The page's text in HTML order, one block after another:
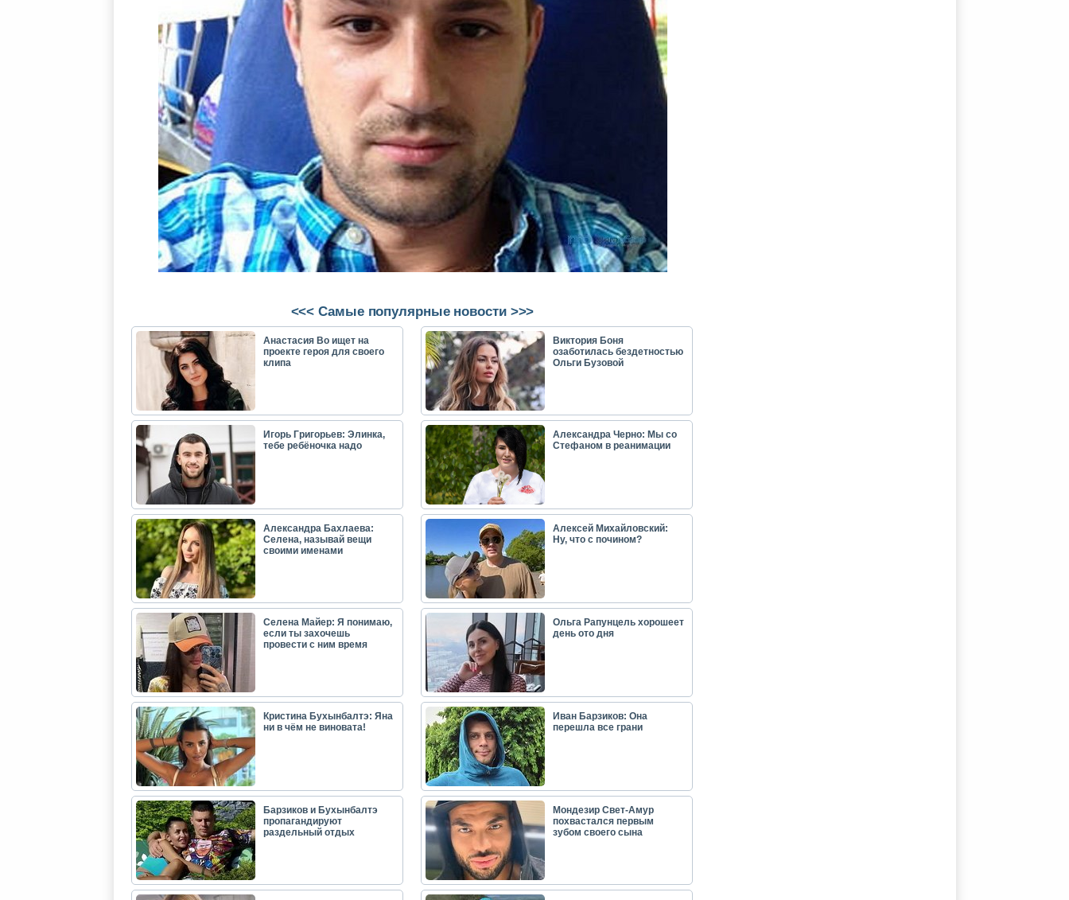
<<< Самые популярные новости >>>
Анастасия Во ищет на
проекте героя для своего
клипа
Виктория Боня
озаботилась бездетностью
Ольги Бузовой
Игорь Григорьев: Элинка,
тебе ребёночка надо
Александра Черно: Мы со
Стефаном в реанимации
Александра Бахлаева:
Селена, называй вещи
своими именами
Алексей Михайловский:
Ну, что с почином?
Селена Майер: Я понимаю,
если ты захочешь
провести с ним время
Ольга Рапунцель хорошеет
день ото дня
Кристина Бухынбалтэ: Яна
ни в чём не виновата!
Иван Барзиков: Она
перешла все грани
Барзиков и Бухынбалтэ
пропагандируют
раздельный отдых
Мондезир Свет-Амур
похвастался первым
зубом своего сына